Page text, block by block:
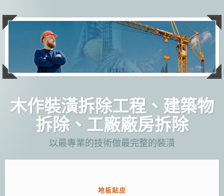
主
木作裝潢拆除工程、建築物
拆除、工廠廠房拆除
以最專業的技術做最完整的裝潢
分
地板貼皮